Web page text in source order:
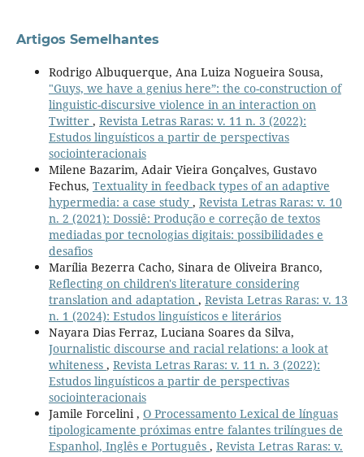
Artigos Semelhantes
Rodrigo Albuquerque, Ana Luiza Nogueira Sousa,
"Guys, we have a genius here”: the co-construction of
linguistic-discursive violence in an interaction on
Twitter , Revista Letras Raras: v. 11 n. 3 (2022):
Estudos linguísticos a partir de perspectivas
sociointeracionais
Milene Bazarim, Adair Vieira Gonçalves, Gustavo
Fechus, Textuality in feedback types of an adaptive
hypermedia: a case study , Revista Letras Raras: v. 10
n. 2 (2021): Dossiê: Produção e correção de textos
mediadas por tecnologias digitais: possibilidades e
desafios
Marília Bezerra Cacho, Sinara de Oliveira Branco,
Reflecting on children's literature considering
translation and adaptation , Revista Letras Raras: v. 13
n. 1 (2024): Estudos linguísticos e literários
Nayara Dias Ferraz, Luciana Soares da Silva,
Journalistic discourse and racial relations: a look at
whiteness , Revista Letras Raras: v. 11 n. 3 (2022):
Estudos linguísticos a partir de perspectivas
sociointeracionais
Jamile Forcelini , O Processamento Lexical de línguas
tipologicamente próximas entre falantes trilíngues de
Espanhol, Inglês e Português , Revista Letras Raras: v.